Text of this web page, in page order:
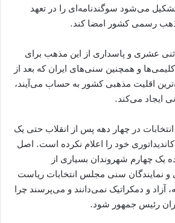
می​‌شود سوگندنامه‌​ای را در تعهد
رسمی کشور امضا کند.
عشری و پاسداری از این مذهب برای
و همچنین سنی‌های ایران که بعد از
اقلیت مذهبی کشور به حساب می‌آیند،
ایجاد می‌کند.
۱۲ دوره از انتخابات در چهار دهه پس از انقلاب حتی یک
خود را اعلام نکرده است. اصل
یک چهارم شهروندان بسیاری از
و نمایندگان سنی مجلس انتخابات ریاست
آزاد و دمکراتیک نمی‌دانند و می‌پرسند چرا
رئیس جمهور شود.